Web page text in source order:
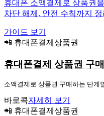
휴대폰 소액결제로 상품권
차단 해제, 안전 수칙까지
가이드 보기
📲 휴대폰결제상품권
휴대폰결제 상품권 구
소액결제로 상품권 구매하는 단계
바로콕자세히 보기
📲 휴대폰결제상품권